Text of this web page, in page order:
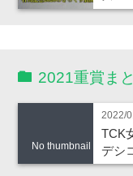
2021重賞ま
No thumbnail
2022/
TCK
デシ